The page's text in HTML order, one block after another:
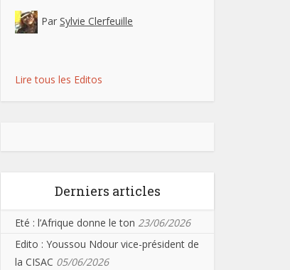
Par Sylvie Clerfeuille
Lire tous les Editos
Derniers articles
Eté : l’Afrique donne le ton 23/06/2026
Edito : Youssou Ndour vice-président de
la CISAC 05/06/2026